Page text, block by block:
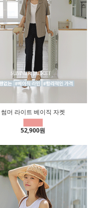
썸머 라이트 베이직 자켓
52,900원